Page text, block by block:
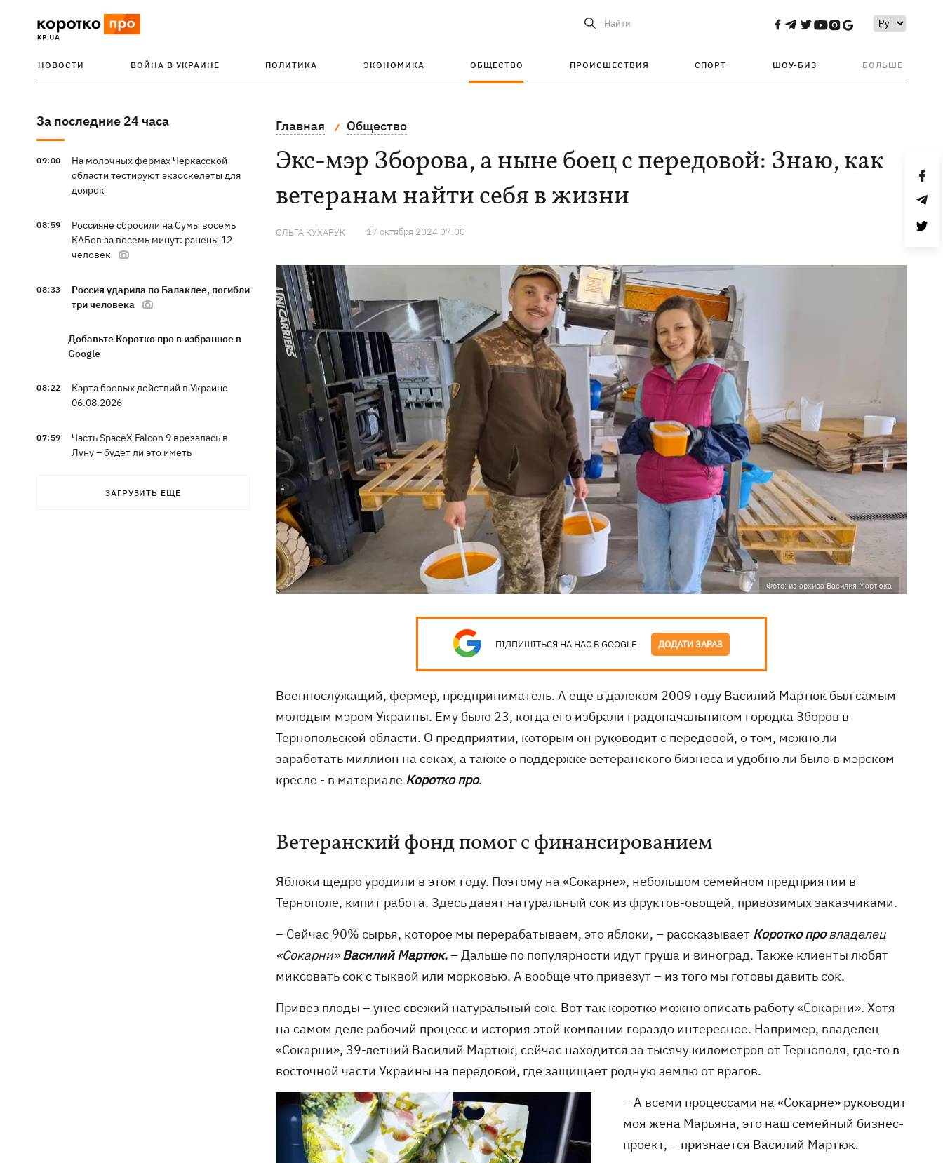
Найти
НОВОСТИ ВОЙНА В УКРАИНЕ ПОЛИТИКА ЭКОНОМИКА ОБЩЕСТВО ПРОИСШЕСТВИЯ СПОРТ ШОУ-БИЗ БОЛЬШЕ
За последние 24 часа
09:00
На молочных фермах Черкасской
области тестируют экзоскелеты для
доярок
08:59
Россияне сбросили на Сумы восемь
КАБов за восемь минут: ранены 12
человек
08:33
Россия ударила по Балаклее, погибли
три человека
Добавьте Коротко про в избранное в
Google
08:22
Карта боевых действий в Украине
06.08.2026
07:59
Часть SpaceX Falcon 9 врезалась в
Луну – будет ли это иметь
ЗАГРУЗИТЬ ЕЩЕ
Главная Общество
Экс-мэр Зборова, а ныне боец ​​с передовой: Знаю, как
ветеранам найти себя в жизни
ОЛЬГА КУХАРУК 17 октября 2024 07:00
Фото: из архива Василия Мартюка
ПІДПИШІТЬСЯ НА НАС В GOOGLE ДОДАТИ ЗАРАЗ
Военнослужащий, фермер, предприниматель. А еще в далеком 2009 году Василий Мартюк был самым
молодым мэром Украины. Ему было 23, когда его избрали градоначальником городка Зборов в
Тернопольской области. О предприятии, которым он руководит с передовой, о том, можно ли
заработать миллион на соках, а также о поддержке ветеранского бизнеса и удобно ли было в мэрском
кресле - в материале Коротко про.
Ветеранский фонд помог с финансированием
Яблоки щедро уродили в этом году. Поэтому на «Сокарне», небольшом семейном предприятии в
Тернополе, кипит работа. Здесь давят натуральный сок из фруктов-овощей, привозимых заказчиками.
– Сейчас 90% сырья, которое мы перерабатываем, это яблоки, – рассказывает Коротко провладелец
«Сокарни»Василий Мартюк.– Дальше по популярности идут груша и виноград. Также клиенты любят
миксовать сок с тыквой или морковью. А вообще что привезут – из того мы готовы давить сок.
Привез плоды – унес свежий натуральный сок. Вот так коротко можно описать работу «Сокарни». Хотя
на самом деле рабочий процесс и история этой компании гораздо интереснее. Например, владелец
«Сокарни», 39-летний Василий Мартюк, сейчас находится за тысячу километров от Тернополя, где-то в
восточной части Украины на передовой, где защищает родную землю от врагов.
– А всеми процессами на «Сокарне» руководит
моя жена Марьяна, это наш семейный бизнес-
проект, – признается Василий Мартюк.